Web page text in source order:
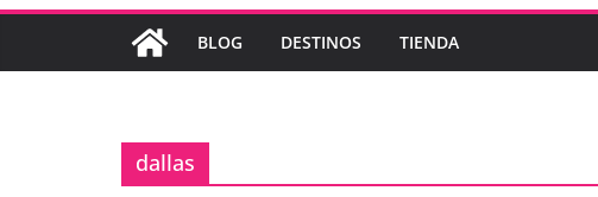
BLOG DESTINOS TIENDA
dallas